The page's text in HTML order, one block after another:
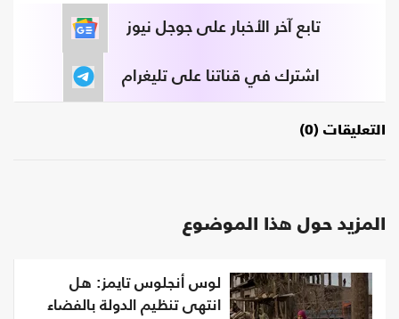
تابع آخر الأخبار على جوجل نيوز
اشترك في قناتنا على تليغرام
التعليقات (0)
المزيد حول هذا الموضوع
لوس أنجلوس تايمز: هل
انتهى تنظيم الدولة بالفضاء